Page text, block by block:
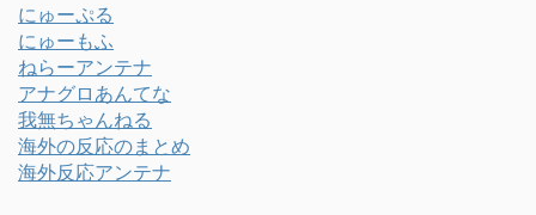
にゅーぷる
にゅーもふ
ねらーアンテナ
アナグロあんてな
我無ちゃんねる
海外の反応のまとめ
海外反応アンテナ